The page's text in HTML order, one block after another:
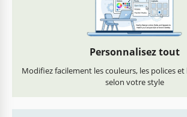
Personnalisez tout
Modifiez facilement les couleurs, les polices et
selon votre style